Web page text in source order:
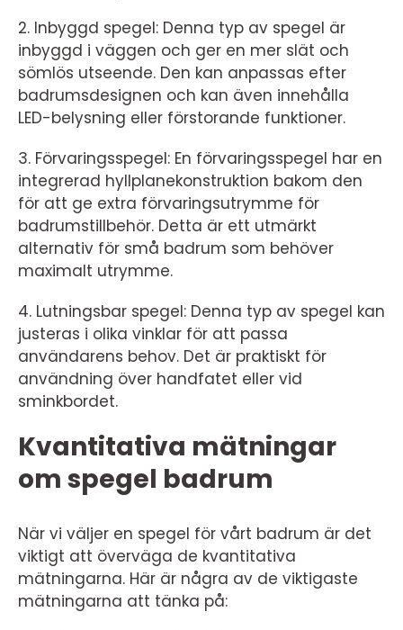
2. Inbyggd spegel: Denna typ av spegel är
inbyggd i väggen och ger en mer slät och
sömlös utseende. Den kan anpassas efter
badrumsdesignen och kan även innehålla
LED-belysning eller förstorande funktioner.
3. Förvaringsspegel: En förvaringsspegel har en
integrerad hyllplanekonstruktion bakom den
för att ge extra förvaringsutrymme för
badrumstillbehör. Detta är ett utmärkt
alternativ för små badrum som behöver
maximalt utrymme.
4. Lutningsbar spegel: Denna typ av spegel kan
justeras i olika vinklar för att passa
användarens behov. Det är praktiskt för
användning över handfatet eller vid
sminkbordet.
Kvantitativa mätningar
om spegel badrum
När vi väljer en spegel för vårt badrum är det
viktigt att överväga de kvantitativa
mätningarna. Här är några av de viktigaste
mätningarna att tänka på: